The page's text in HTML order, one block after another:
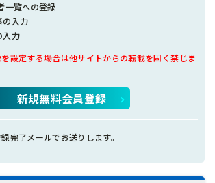
一覧への登録
の入力
入力
設定する場合は他サイトからの転載を固く禁じま
新規無料会員登録
完了メールでお送りします。